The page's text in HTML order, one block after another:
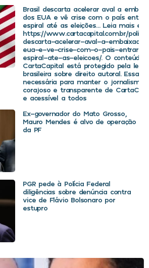
Brasil descarta acelerar aval a
dos EUA e vê crise com o país
espiral até as eleições… Leia mais em
https://www.cartacapital.com.br/
descarta-acelerar-aval-a-
eua-e-ve-crise-com-o-pais-entrar-
espiral-ate-as-eleicoes/. O conteúdo
CartaCapital está protegido pela
brasileira sobre direito autoral. Essa
necessária para manter o jornalismo
corajoso e transparente de
e acessível a todos
Ex-governador do Mato Grosso,
Mauro Mendes é alvo de operação
da PF
PGR pede à Polícia Federal
diligências sobre denúncia contra
vice de Flávio Bolsonaro por
estupro